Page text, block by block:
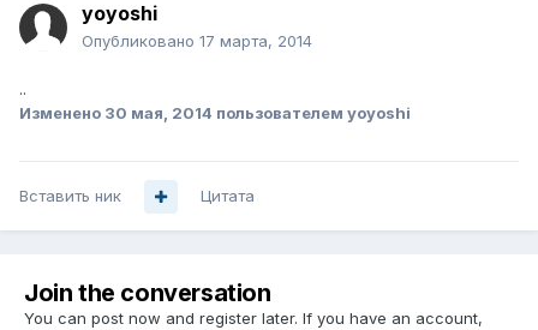
yoyoshi
Опубликовано 17 марта, 2014
..
Изменено 30 мая, 2014 пользователем yoyoshi
Вставить ник Цитата
Join the conversation
You can post now and register later. If you have an account,